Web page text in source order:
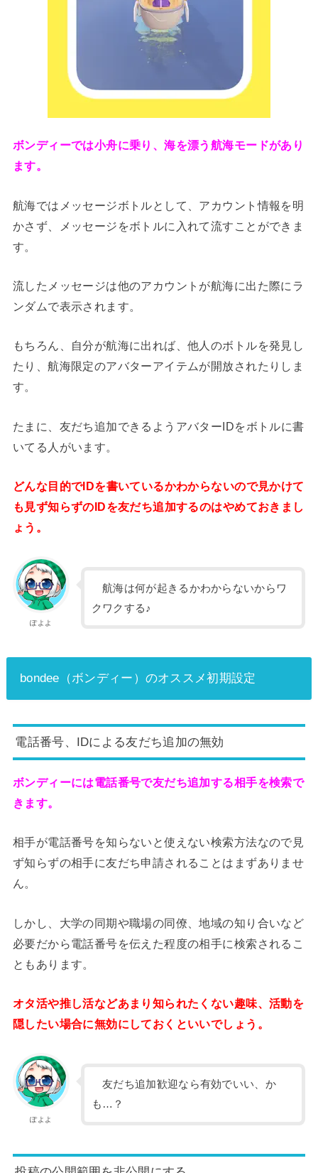
ボンディーでは小舟に乗り、海を漂う航海モードがあり
ます。
航海ではメッセージボトルとして、アカウント情報を明
かさず、メッセージをボトルに入れて流すことができま
す。
流したメッセージは他のアカウントが航海に出た際にラ
ンダムで表示されます。
もちろん、自分が航海に出れば、他人のボトルを発見し
たり、航海限定のアバターアイテムが開放されたりしま
す。
たまに、友だち追加できるようアバターIDをボトルに書
いてる人がいます。
どんな目的でIDを書いているかわからないので見かけて
も見ず知らずのIDを友だち追加するのはやめておきまし
ょう。
ぽよよ
航海は何が起きるかわからないからワ
クワクする♪
bondee（ボンディー）のオススメ初期設定
電話番号、IDによる友だち追加の無効
ボンディーには電話番号で友だち追加する相手を検索で
きます。
相手が電話番号を知らないと使えない検索方法なので見
ず知らずの相手に友だち申請されることはまずありませ
ん。
しかし、大学の同期や職場の同僚、地域の知り合いなど
必要だから電話番号を伝えた程度の相手に検索されるこ
ともあります。
オタ活や推し活などあまり知られたくない趣味、活動を
隠したい場合に無効にしておくといいでしょう。
ぽよよ
友だち追加歓迎なら有効でいい、か
も…？